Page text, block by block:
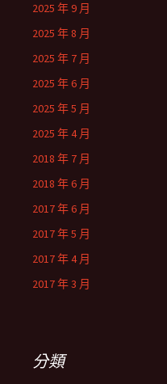
2025 年 9 月
2025 年 8 月
2025 年 7 月
2025 年 6 月
2025 年 5 月
2025 年 4 月
2018 年 7 月
2018 年 6 月
2017 年 6 月
2017 年 5 月
2017 年 4 月
2017 年 3 月
分類